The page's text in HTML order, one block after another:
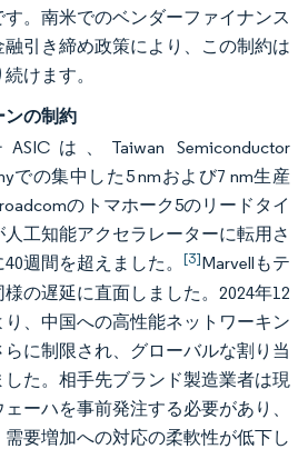
。南米でのベンダーファイナンス
引き締め政策により、この制約は
けます。
ンの制約
は、Taiwan Semiconductor
での集中した5 nmおよび7 nm生産
のトマホーク5のリードタイ
工知能アクセラレーターに転用さ
週間を超えました。 [3]Marvellもテ
の遅延に直面しました。2024年12
、中国への高性能ネットワーキン
に制限され、グローバルな割り当
た。相手先ブランド製造業者は現
ーハを事前発注する必要があり、
要増加への対応の柔軟性が低下し